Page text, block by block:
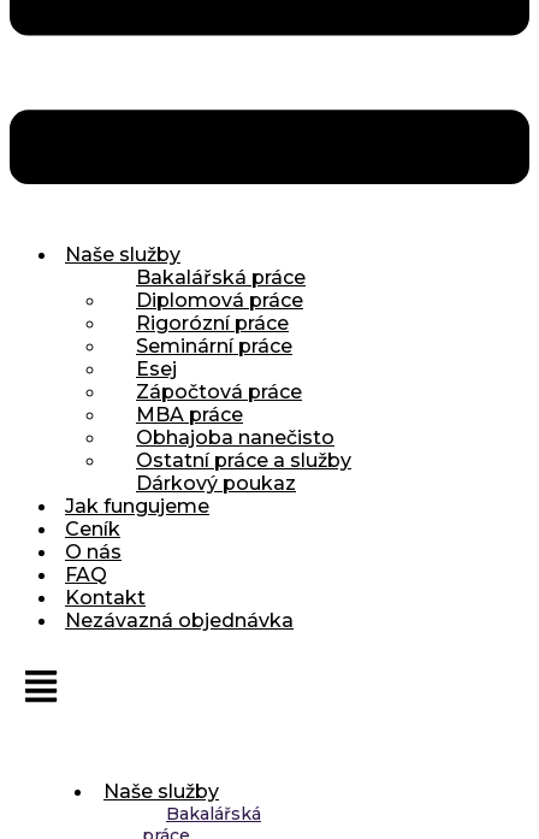
Naše služby
Bakalářská práce
Diplomová práce
Rigorózní práce
Seminární práce
Esej
Zápočtová práce
MBA práce
Obhajoba nanečisto
Ostatní práce a služby
Dárkový poukaz
Jak fungujeme
Ceník
O nás
FAQ
Kontakt
Nezávazná objednávka
Naše služby
Bakalářská